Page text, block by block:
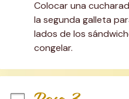
Colocar una
la segunda galleta
lados de los
congelar.